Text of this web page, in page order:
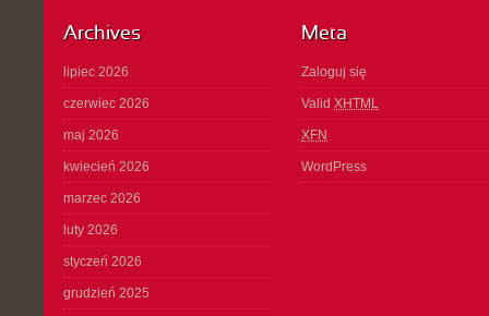
Archives
lipiec 2026
czerwiec 2026
maj 2026
kwiecień 2026
marzec 2026
luty 2026
styczeń 2026
grudzień 2025
Meta
Zaloguj się
Valid XHTML
XFN
WordPress